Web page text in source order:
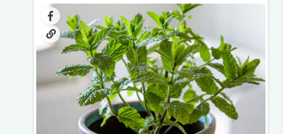
პიტნა მხოლოდ ქოთანში მოვიყვანოთ, რადგან
ღია გრუნტში (ბაღში) დარგვისას ის ფესვებით
ძალიან სწრაფად ვრცელდება და სხვა
მცენარეებს ავიწროებს.
ჩაის, ლიმონათისა თუ კერძებისთვის.